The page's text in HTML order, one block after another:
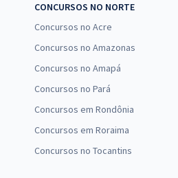
CONCURSOS NO NORTE
Concursos no Acre
Concursos no Amazonas
Concursos no Amapá
Concursos no Pará
Concursos em Rondônia
Concursos em Roraima
Concursos no Tocantins